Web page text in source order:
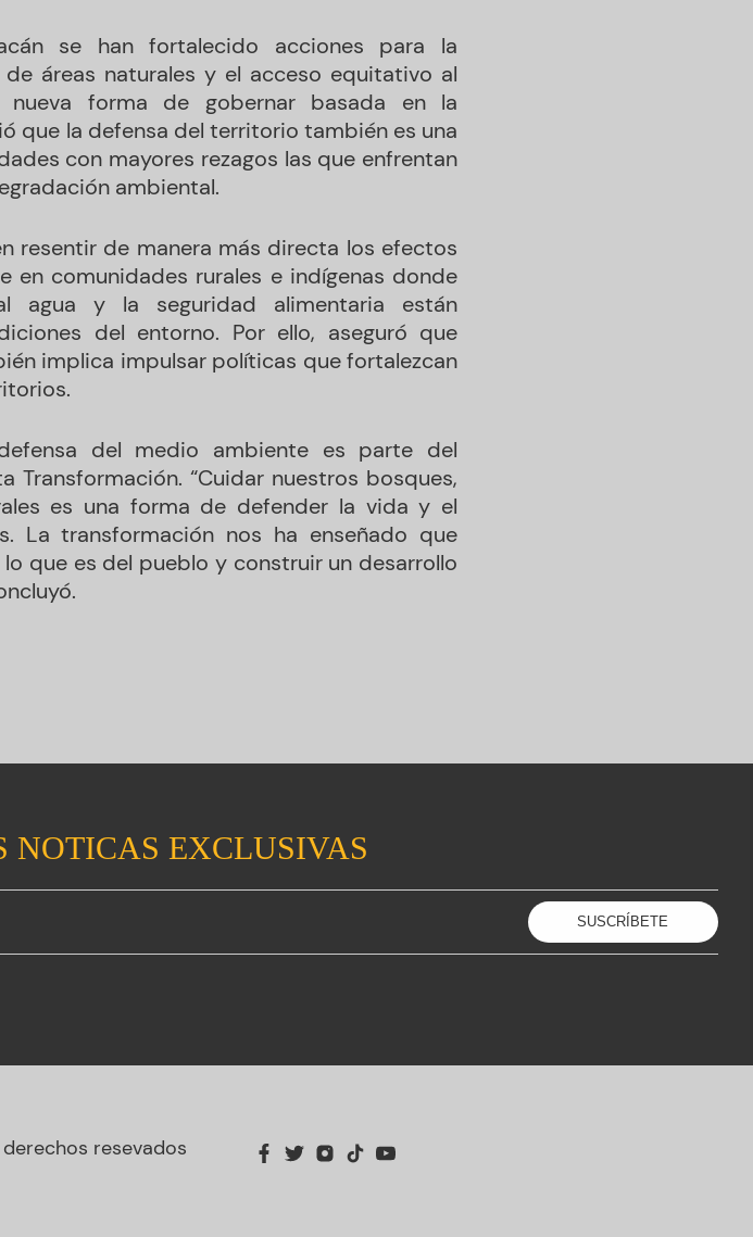
se han fortalecido acciones para la
áreas naturales y el acceso equitativo al
forma de gobernar basada en la
que la defensa del territorio también es una
con mayores rezagos las que enfrentan
ambiental.
resentir de manera más directa los efectos
en comunidades rurales e indígenas donde
agua y la seguridad alimentaria están
del entorno. Por ello, aseguró que
implica impulsar políticas que fortalezcan
del medio ambiente es parte del
“Cuidar nuestros bosques,
es una forma de defender la vida y el
La transformación nos ha enseñado que
que es del pueblo y construir un desarrollo
NOTICAS EXCLUSIVAS
resevados